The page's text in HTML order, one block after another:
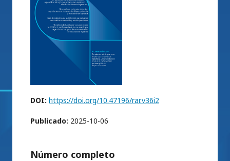
DOI: https://doi.org/10.47196/rar.v36i2
Publicado: 2025-10-06
Número completo